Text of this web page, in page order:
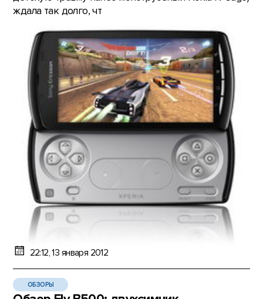
ждала так долго, чт
22:12, 13 января 2012
ОБЗОРЫ